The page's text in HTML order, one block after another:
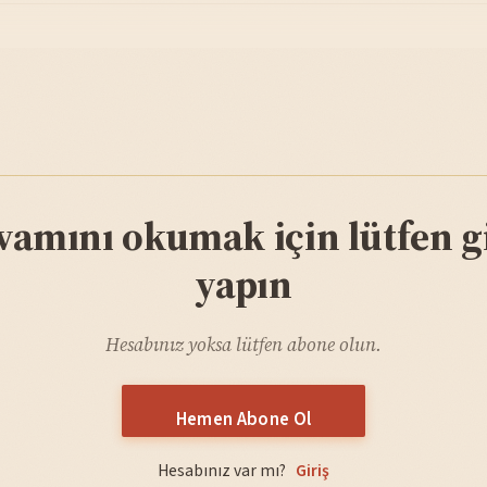
okumak için lütfen
yapın
Hesabınız yoksa lütfen abone olun.
Hemen Abone Ol
Hesabınız var mı? Giriş